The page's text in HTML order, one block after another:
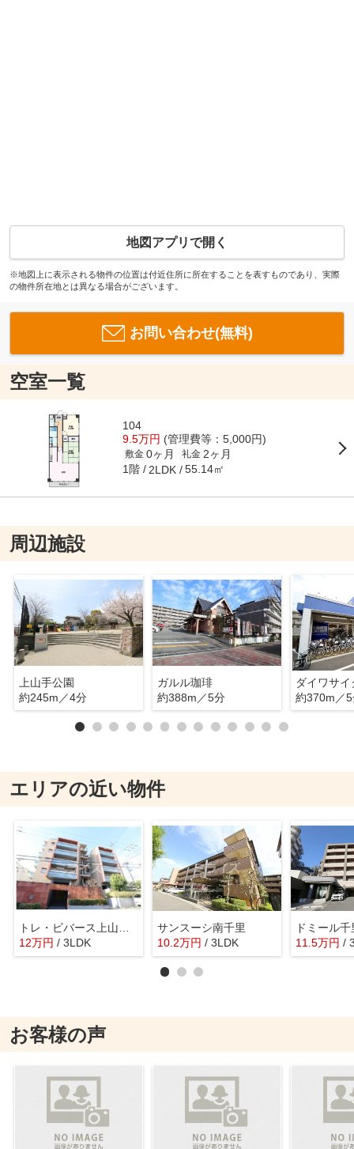
地図アプリで開く
※地図上に表示される物件の位置は付近住所に所在することを表すものであり、実際
の物件所在地とは異なる場合がございます。
お問い合わせ(無料)
空室一覧
104
9.5万円 (管理費等：5,000円)
敷金 0ヶ月 礼金 2ヶ月
1階 2LDK 55.14㎡
周辺施設
上山手公園
約245m／4分
ガルル珈琲
約388m／5分
約370m／
エリアの近い物件
トレ・ビバース上山手公園Ⅱ
12万円 / 3LDK
サンスーシ南千里
10.2万円 / 3LDK
ドミール千
11.5万円 /
お客様の声